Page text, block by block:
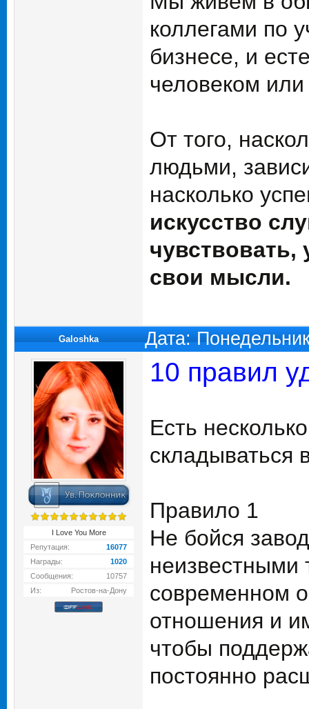
коллегами по
бизнесе, и
человеком
От того,
людьми,
насколько
искусство
чувствовать,
свои мысли.
Galoshka Дата:
I Love You More
Репутация:
16077
Награды:
1020
Сообщения:
10757
Из:
Ростов-на-Дону
10 правил
Есть
складываться
Правило 1
Не бойся
неизвестными
современном
отношения и
чтобы
постоянно